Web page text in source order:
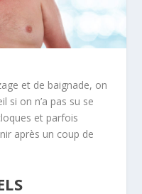
et de baignade, on
si on n’a pas su se
et parfois
après un coup de